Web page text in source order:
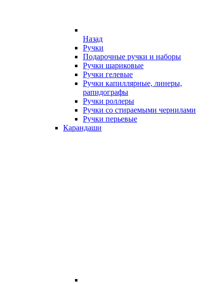
Назад
Ручки
Подарочные ручки и наборы
Ручки шариковые
Ручки гелевые
Ручки капиллярные, линеры,
рапидографы
Ручки роллеры
Ручки со стираемыми чернилами
Ручки перьевые
Карандаши